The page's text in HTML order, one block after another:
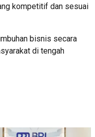
kompetitif dan sesuai
bisnis secara
di tengah